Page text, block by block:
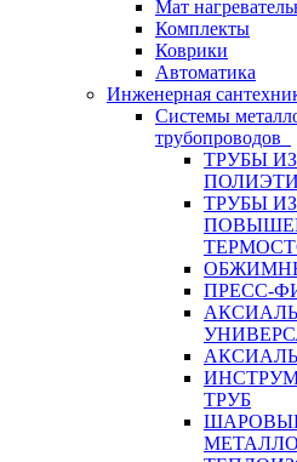
Мат
Комплекты
Коврики
Автоматика
Инженерная
Системы
трубопроводов
ТРУБЫ
ТРУБЫ
ПРЕСС-
ТРУБ